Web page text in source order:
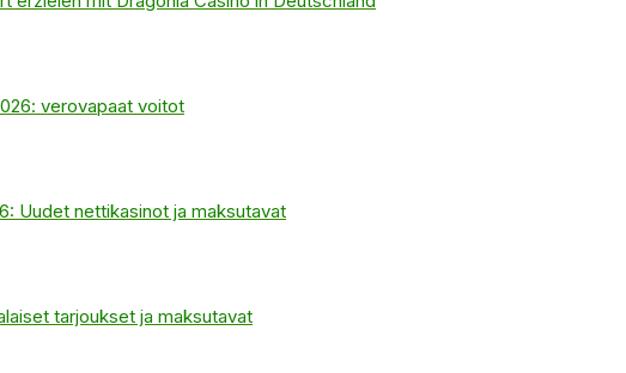
verovapaat voitot
Uudet nettikasinot ja maksutavat
tarjoukset ja maksutavat